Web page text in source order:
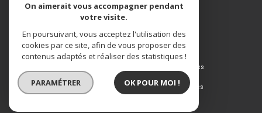
© 2022 Tous droits réservés
Nos honoraires
Plan du site Mentions légales Partenaires
On aimerait vous accompagner pendant
votre visite.
En poursuivant, vous acceptez l'utilisation des
cookies par ce site, afin de vous proposer des
contenus adaptés et réaliser des statistiques !
PARAMÉTRER OK POUR MOI !